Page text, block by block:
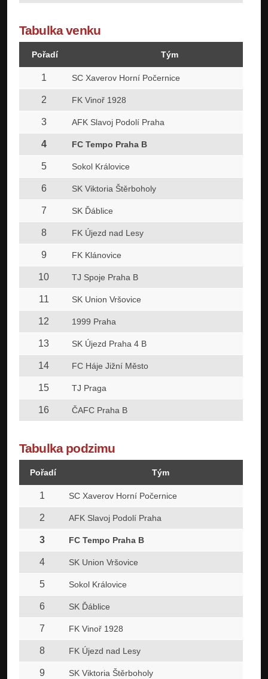
Tabulka venku
Pořadí Tým
1 SC Xaverov Horní Počernice
2 FK Vinoř 1928
3 AFK Slavoj Podolí Praha
4 FC Tempo Praha B
5 Sokol Královice
6 SK Viktoria Štěrboholy
7 SK Ďáblice
8 FK Újezd nad Lesy
9 FK Klánovice
10 TJ Spoje Praha B
11 SK Union Vršovice
12 1999 Praha
13 SK Újezd Praha 4 B
14 FC Háje Jižní Město
15 TJ Praga
16 ČAFC Praha B
Tabulka podzimu
Pořadí Tým
1 SC Xaverov Horní Počernice
2 AFK Slavoj Podolí Praha
3 FC Tempo Praha B
4 SK Union Vršovice
5 Sokol Královice
6 SK Ďáblice
7 FK Vinoř 1928
8 FK Újezd nad Lesy
9 SK Viktoria Štěrboholy